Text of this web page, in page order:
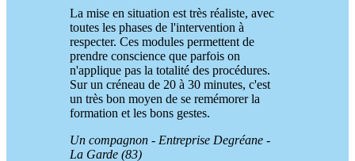
La mise en situation est très réaliste, avec
toutes les phases de l'intervention à
respecter. Ces modules permettent de
prendre conscience que parfois on
n'applique pas la totalité des procédures.
Sur un créneau de 20 à 30 minutes, c'est
un très bon moyen de se remémorer la
formation et les bons gestes.
Un compagnon - Entreprise Degréane -
La Garde (83)